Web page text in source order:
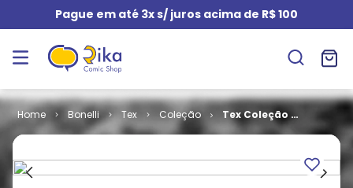
Pague em até 3x s/ juros acima de R$ 100
Bonelli Tex Coleção
Tex Coleção #
347